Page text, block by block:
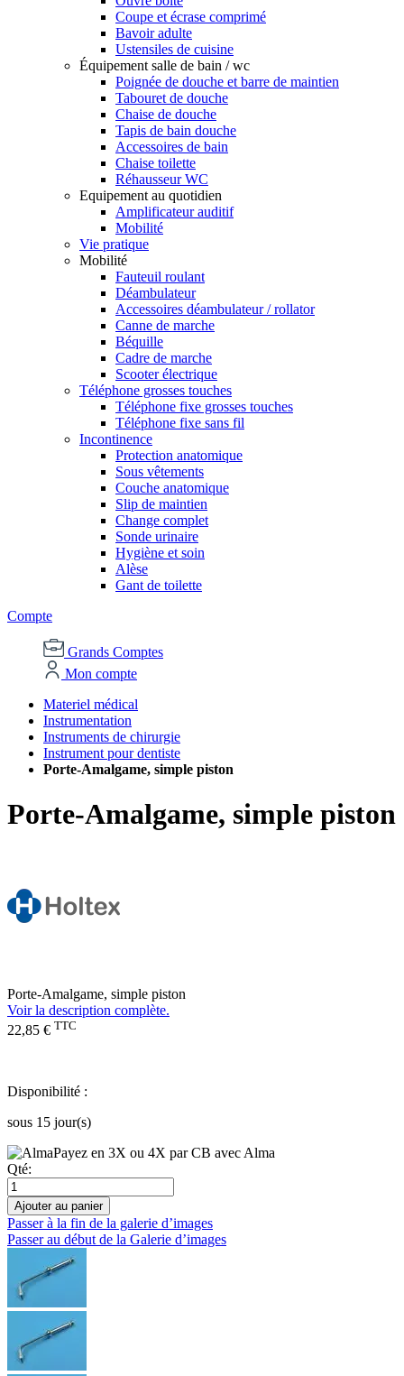
Coupe et écrase comprimé
Bavoir adulte
Ustensiles de cuisine
Équipement salle de bain / wc
Poignée de douche et barre de maintien
Tabouret de douche
Chaise de douche
Tapis de bain douche
Accessoires de bain
Chaise toilette
Réhausseur WC
Equipement au quotidien
Amplificateur auditif
Mobilité
Vie pratique
Mobilité
Fauteuil roulant
Déambulateur
Accessoires déambulateur / rollator
Canne de marche
Béquille
Cadre de marche
Scooter électrique
Téléphone grosses touches
Téléphone fixe grosses touches
Téléphone fixe sans fil
Incontinence
Protection anatomique
Sous vêtements
Couche anatomique
Slip de maintien
Change complet
Sonde urinaire
Hygiène et soin
Alèse
Gant de toilette
Compte
Grands Comptes
Mon compte
Materiel médical
Instrumentation
Instruments de chirurgie
Instrument pour dentiste
Porte-Amalgame, simple piston
Porte-Amalgame, simple piston
Porte-Amalgame, simple piston
Voir la description complète.
22,85 € TTC
Disponibilité :
sous 15 jour(s)
Payez en 3X ou 4X par CB avec Alma
Qté:
Ajouter au panier
Passer à la fin de la galerie d’images
Passer au début de la Galerie d’images